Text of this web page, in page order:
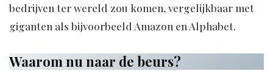
bedrijven ter wereld zou komen, vergelijkbaar met
giganten als bijvoorbeeld Amazon en Alphabet.
Waarom nu naar de beurs?